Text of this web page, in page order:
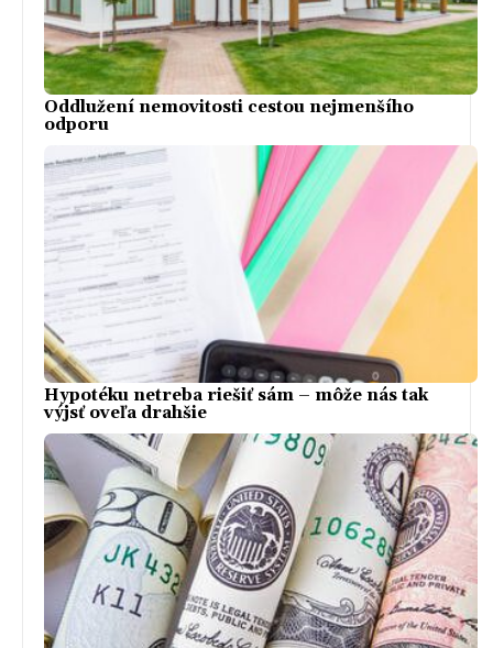
Oddlužení nemovitosti cestou nejmenšího
odporu
Hypotéku netreba riešiť sám – môže nás tak
výjsť oveľa drahšie